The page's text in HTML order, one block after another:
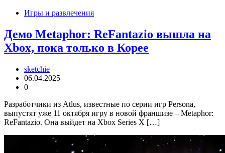
Игры и развлечения
Демо Metaphor: ReFantazio вышла на
Xbox, пока только в Корее
sketchie
06.04.2025
0
Разработчики из Atlus, известные по серии игр Persona,
выпустят уже 11 октября игру в новой франшизе – Metaphor:
ReFantazio. Она выйдет на Xbox Series X […]